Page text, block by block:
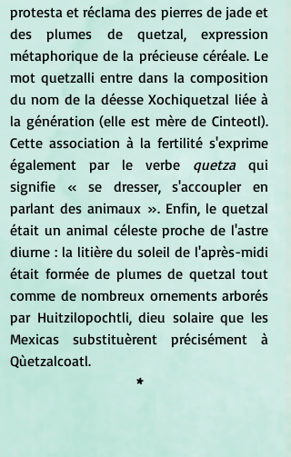
protesta et réclama des pierres de jade et
des plumes de quetzal, expression
métaphorique de la précieuse céréale. Le
mot quetzalli entre dans la composition
du nom de la déesse Xochiquetzal liée à
la génération (elle est mère de Cinteotl).
Cette association à la fertilité s'exprime
également par le verbe quetza qui
signifie « se dresser, s'accoupler en
parlant des animaux ». Enfin, le quetzal
était un animal céleste proche de l'astre
diurne : la litière du soleil de l'après-midi
était formée de plumes de quetzal tout
comme de nombreux ornements arborés
par Huitzilopochtli, dieu solaire que les
Mexicas substituèrent précisément à
Qùetzalcoatl.
*